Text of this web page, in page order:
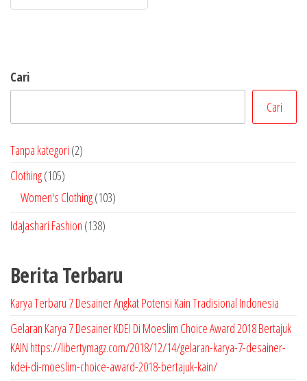
Cari
Cari
Tanpa kategori 22
o
d
Clothing 1051
0
P
o
u
k
Women's Clothing 1031
r
d
u
k
IdaJashari Fashion 1381
P
r
u
Berita Terbaru
Karya Terbaru 7 Desainer Angkat Potensi Kain Tradisional Indonesia
Gelaran Karya 7 Desainer KDEI Di Moeslim Choice Award 2018 Bertajuk
KAIN https://libertymagz.com/2018/12/14/gelaran-karya-7-desainer-
kdei-di-moeslim-choice-award-2018-bertajuk-kain/